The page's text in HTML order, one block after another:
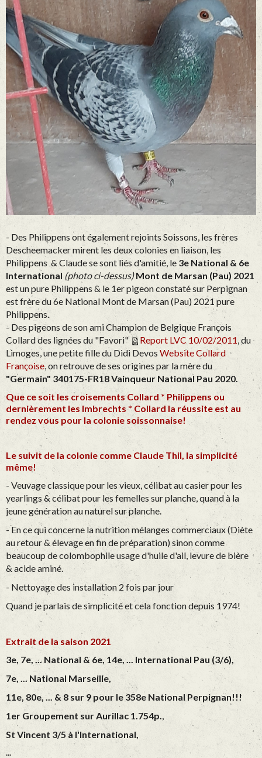
- Des Philippens ont également rejoints Soissons, les frères
Descheemacker mirent les deux colonies en liaison, les
Philippens & Claude se sont liés d'amitié, le 3e National & 6e
International (photo ci-dessus)Mont de Marsan (Pau) 2021
est un pure Philippens & le 1er pigeon constaté sur Perpignan
est frère du 6e National Mont de Marsan (Pau) 2021 pure
Philippens.
- Des pigeons de son ami Champion de Belgique François
Collard des lignées du "Favori"
Report LVC 10/02/2011, du
Limoges,une petite fille du Didi DevosWebsite Collard
Françoise, on retrouve de ses origines par la mère du
"Germain" 340175-FR18 Vainqueur National Pau 2020.
Que ce soit les croisements Collard * Philippens ou
dernièrement les Imbrechts * Collard la réussite est au
rendez vous pour la colonie soissonnaise!
Le suivit de la colonie comme Claude Thil, la simplicité
même!
- Veuvage classique pour les vieux, célibat au casier pour les
yearlings & célibat pour les femelles sur planche, quand à la
jeune génération au naturel sur planche.
- En ce qui concerne la nutrition mélanges commerciaux (Diète
au retour & élevage en fin de préparation) sinon comme
beaucoup de colombophile usage d'huile d'ail, levure de bière
& acide aminé.
- Nettoyage des installation 2 fois par jour
Quand je parlais de simplicité et cela fonction depuis 1974!
Extrait de la saison 2021
3e, 7e, ... National & 6e, 14e, ... International Pau (3/6),
7e, ... National Marseille,
11e, 80e, ... & 8 sur 9 pour le 358e National Perpignan!!!
1er Groupement sur Aurillac 1.754p.,
St Vincent 3/5 à l'International,
...